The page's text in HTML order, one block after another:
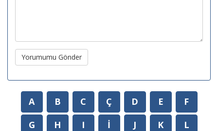
Yorumumu Gönder
A B C Ç D E
F
G
H I İ J K
L